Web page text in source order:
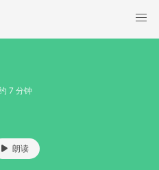
7 分钟
朗读